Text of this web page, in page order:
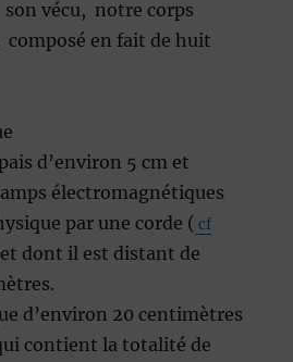
vécu, notre corps
en fait de huit
d’environ 5 cm et
électromagnétiques
par une corde ( cf
dont il est distant de
d’environ 20 centimètres
contient la totalité de